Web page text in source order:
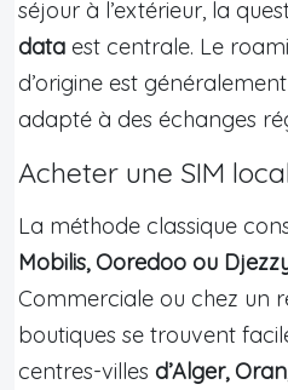
séjour à l’extérieur, la
data est centrale. Le
d’origine est
adapté à des échanges
Acheter une SIM
La méthode classique
Mobilis, Ooredoo ou
Commerciale ou chez un
boutiques se trouvent
centres-villes d’Alger,